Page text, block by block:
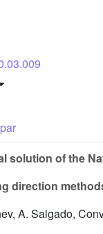
solution of the
direction
A. Salgado,